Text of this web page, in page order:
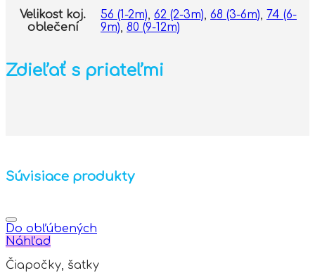
Velikost koj.
oblečení
56 (1-2m), 62 (2-3m), 68 (3-6m), 74 (6-
9m), 80 (9-12m)
Zdieľať s priateľmi
Súvisiace produkty
Do obľúbených
Náhľad
Čiapočky, šatky